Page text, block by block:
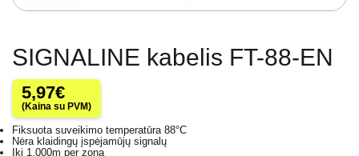
SIGNALINE kabelis FT-88-EN
5,97€
(Kaina su PVM)
Fiksuota suveikimo temperatūra 88°C
Nėra klaidingų įspėjamūjų signalų
Iki 1.000m per zoną